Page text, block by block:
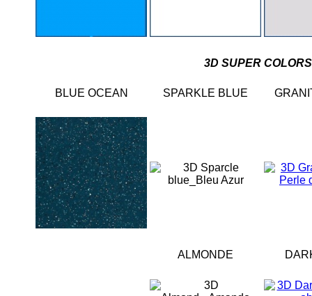
3D SUPER COLORS
BLUE OCEAN SPARKLE BLUE
ALMONDE